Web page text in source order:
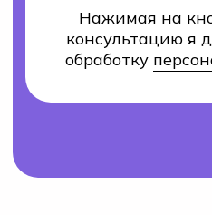
(c) 2023 Автономная некоммерческая
профессиональная